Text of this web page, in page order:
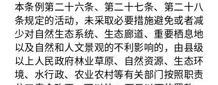
本条例第二十六条、第二十七条、第二十八
条规定的活动，未采取必要措施避免或者减
少对自然生态系统、生态廊道、重要栖息地
以及自然和人文景观的不利影响的，由县级
以上人民政府林业草原、自然资源、生态环
境、水行政、农业农村等有关部门按照职责